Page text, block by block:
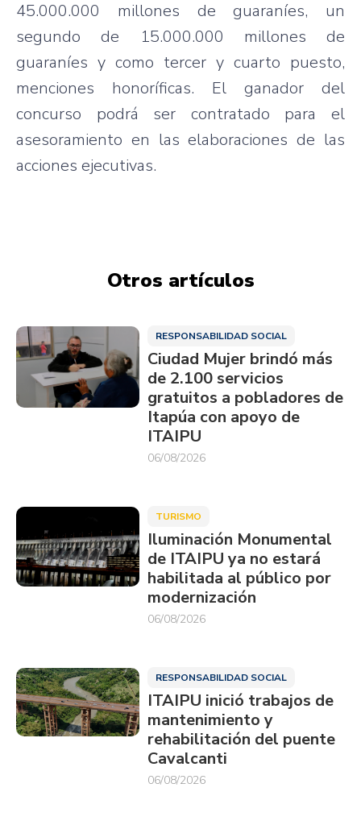
45.000.000 millones de guaraníes, un
segundo de 15.000.000 millones de
guaraníes y como tercer y cuarto puesto,
menciones honoríficas. El ganador del
concurso podrá ser contratado para el
asesoramiento en las elaboraciones de las
acciones ejecutivas.
Otros artículos
RESPONSABILIDAD SOCIAL
Ciudad Mujer brindó más
de 2.100 servicios
gratuitos a pobladores de
Itapúa con apoyo de
ITAIPU
06/08/2026
TURISMO
Iluminación Monumental
de ITAIPU ya no estará
habilitada al público por
modernización
06/08/2026
RESPONSABILIDAD SOCIAL
ITAIPU inició trabajos de
mantenimiento y
rehabilitación del puente
Cavalcanti
06/08/2026